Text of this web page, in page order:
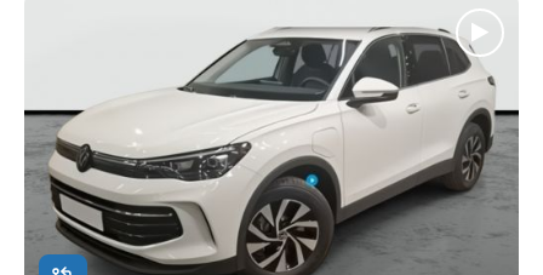
Combustible y cambio (0)
Precio y cuota
Carrocería, año y Kms. (0)